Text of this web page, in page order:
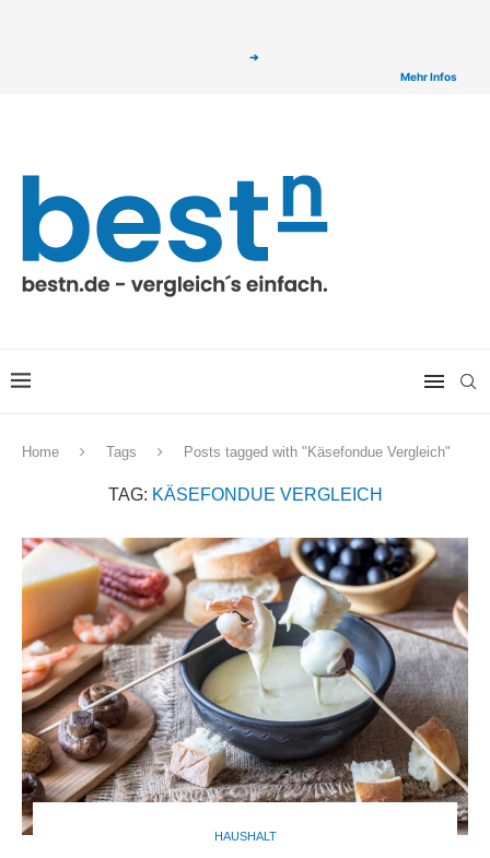
➔
Mehr Infos
Home Tags Posts tagged with "Käsefondue Vergleich"
TAG: KÄSEFONDUE VERGLEICH
HAUSHALT